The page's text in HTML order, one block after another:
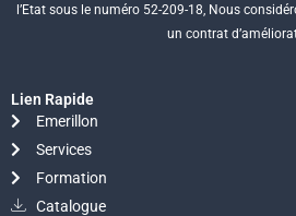
l’Etat sous le numéro 52-209-18, Nous
un contrat
Lien Rapide
Emerillon
Services
Formation
Catalogue